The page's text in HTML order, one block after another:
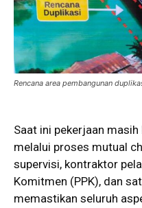
Rencana area pembangunan
Saat ini pekerjaan
melalui proses mutual
supervisi, kontraktor
Komitmen (PPK), dan
memastikan seluruh